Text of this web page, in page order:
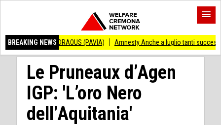
BREAKING NEWS
(PAVIA) Amnesty Anche a luglio tanti successi ed ingiustizie
Le Pruneaux d’Agen
IGP: 'L’oro Nero
dell’Aquitania'